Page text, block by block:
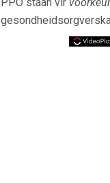
PPO staan ​​vir